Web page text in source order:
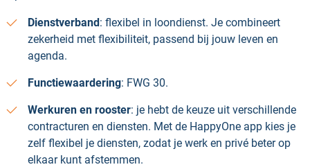
Dienstverband: flexibel in loondienst. Je combineert
zekerheid met flexibiliteit, passend bij jouw leven en
agenda.
Functiewaardering: FWG 30.
Werkuren en rooster: je hebt de keuze uit verschillende
contracturen en diensten. Met de HappyOne app kies je
zelf flexibel je diensten, zodat je werk en privé beter op
elkaar kunt afstemmen.